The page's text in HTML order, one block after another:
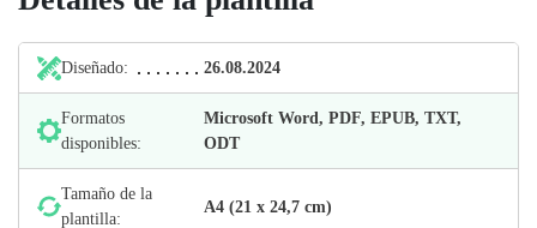
Diseñado: 26.08.2024
Formatos
disponibles:
Microsoft Word, PDF, EPUB, TXT,
ODT
Tamaño de la
plantilla:
А4 (21 х 24,7 cm)